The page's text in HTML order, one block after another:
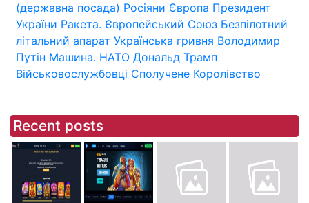
(державна посада) Росіяни Європа Президент
України Ракета. Європейський Союз Безпілотний
літальний апарат Українська гривня Володимир
Путін Машина. НАТО Дональд Трамп
Військовослужбовці Сполучене Королівство
Recent posts